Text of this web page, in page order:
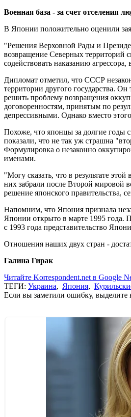
Военная база - за счет отселения
В Японии положительно оценили
"Решения Верховной Рады и
возвращение Северных территорий
содействовать наказанию
Дипломат отметил, что СССР
территории другого государства.
решить проблему возвращения
договоренностям, принятым по
депрессивными. Однако вместо
Похоже, что японцы за долгие годы
показали, что не так уж страшна
Формулировка о незаконно
именами.
"Могу сказать, что в результате
них забрали после Второй мировой
решение японского правительства,
Напомним, что Япония признала
Японии открыто в марте 1995 года.
с 1993 года представительство
Отношения наших двух стран -
Галина Гирак
Читайте Korrespondent.net в Google
ТЕГИ: Украина, Япония,
Если вы заметили ошибку, выделите